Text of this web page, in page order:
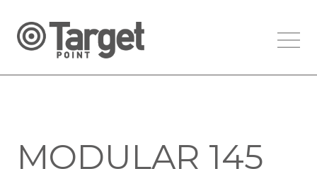
MODULAR 145